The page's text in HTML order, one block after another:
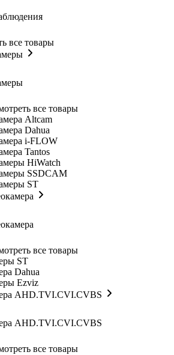
все товары
все товары
Altcam
Dahua
i-FLOW
Tantos
HiWatch
SSDCAM
ST
все товары
ST
Dahua
Ezviz
AHD.TVI.CVI.CVBS
AHD.TVI.CVI.CVBS
все товары